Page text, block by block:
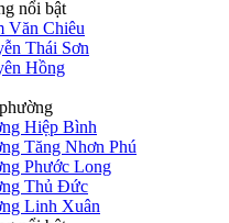
nổi bật
Văn Chiêu
Thái Sơn
Hồng
Hiệp Bình
Tăng Nhơn Phú
Phước Long
Thủ Đức
Linh Xuân